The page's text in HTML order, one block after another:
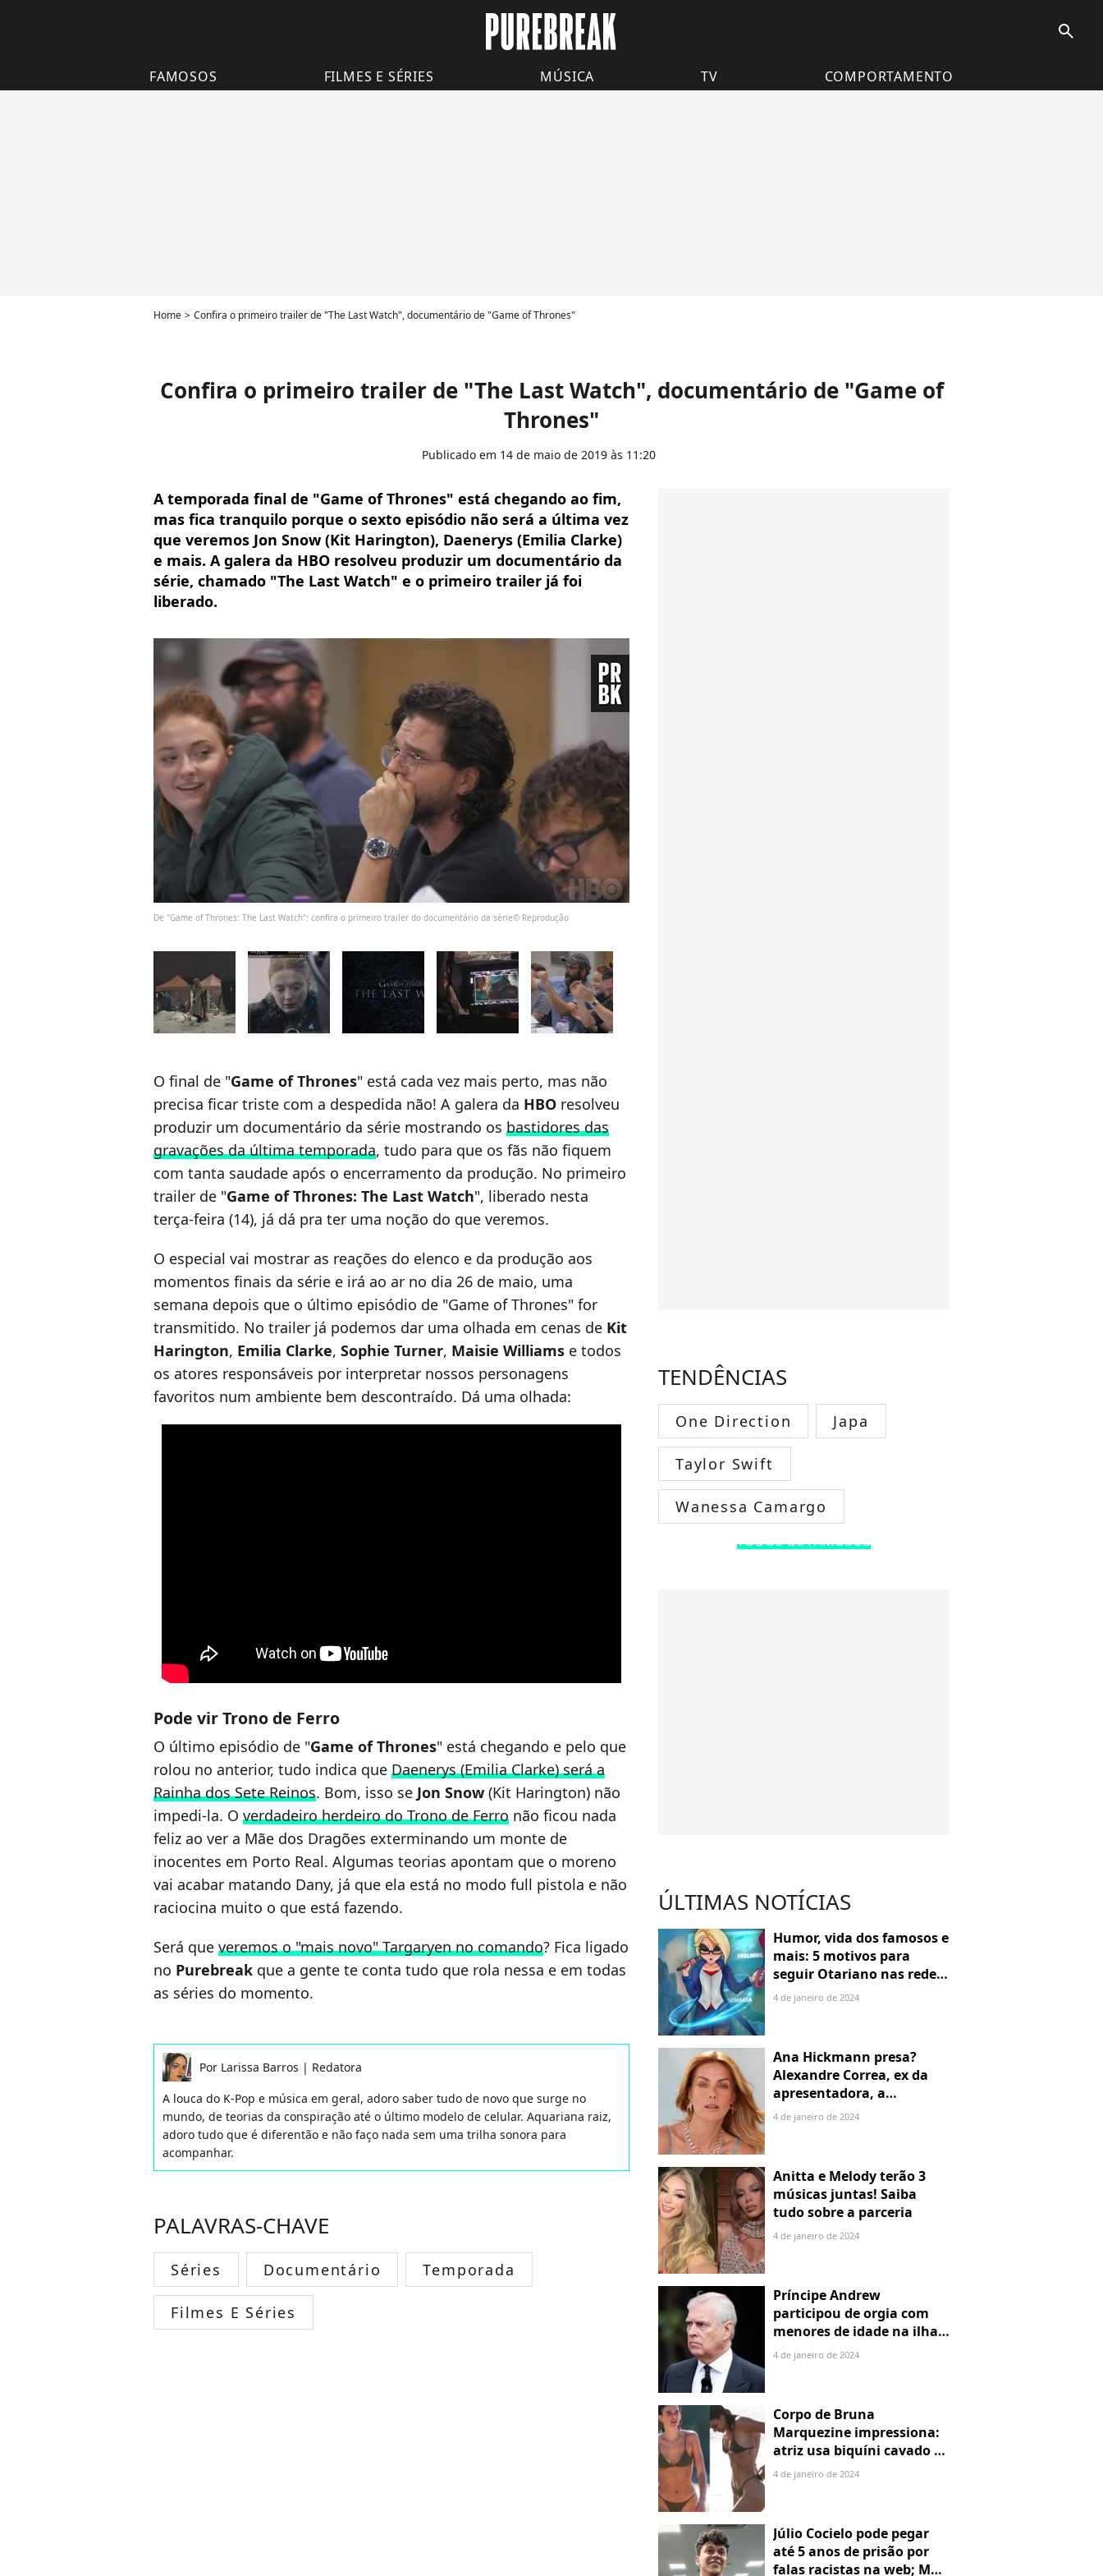
search
FAMOSOS FILMES E SÉRIES MÚSICA TV COMPORTAMENTO
Home Confira o primeiro trailer de "The Last Watch", documentário de "Game of Thrones"
Confira o primeiro trailer de "The Last Watch", documentário de "Game of
Thrones"
Publicado em 14 de maio de 2019 às 11:20
A temporada final de "Game of Thrones" está chegando ao fim,
mas fica tranquilo porque o sexto episódio não será a última vez
que veremos Jon Snow (Kit Harington), Daenerys (Emilia Clarke)
e mais. A galera da HBO resolveu produzir um documentário da
série, chamado "The Last Watch" e o primeiro trailer já foi
liberado.
De "Game of Thrones: The Last Watch": confira o primeiro trailer do documentário da série© Reprodução
O final de "Game of Thrones" está cada vez mais perto, mas não
precisa ficar triste com a despedida não! A galera da HBO resolveu
produzir um documentário da série mostrando os bastidores das
gravações da última temporada, tudo para que os fãs não fiquem
com tanta saudade após o encerramento da produção. No primeiro
trailer de "Game of Thrones: The Last Watch", liberado nesta
terça-feira (14), já dá pra ter uma noção do que veremos.
O especial vai mostrar as reações do elenco e da produção aos
momentos finais da série e irá ao ar no dia 26 de maio, uma
semana depois que o último episódio de "Game of Thrones" for
transmitido. No trailer já podemos dar uma olhada em cenas de Kit
Harington, Emilia Clarke, Sophie Turner, Maisie Williams e todos
os atores responsáveis por interpretar nossos personagens
favoritos num ambiente bem descontraído. Dá uma olhada:
Pode vir Trono de Ferro
O último episódio de "Game of Thrones" está chegando e pelo que
rolou no anterior, tudo indica que Daenerys (Emilia Clarke) será a
Rainha dos Sete Reinos. Bom, isso se Jon Snow (Kit Harington) não
impedi-la. O verdadeiro herdeiro do Trono de Ferro não ficou nada
feliz ao ver a Mãe dos Dragões exterminando um monte de
inocentes em Porto Real. Algumas teorias apontam que o moreno
vai acabar matando Dany, já que ela está no modo full pistola e não
raciocina muito o que está fazendo.
Será que veremos o "mais novo" Targaryen no comando? Fica ligado
no Purebreak que a gente te conta tudo que rola nessa e em todas
as séries do momento.
Por Larissa Barros | Redatora
A louca do K-Pop e música em geral, adoro saber tudo de novo que surge no
mundo, de teorias da conspiração até o último modelo de celular. Aquariana raiz,
adoro tudo que é diferentão e não faço nada sem uma trilha sonora para
acompanhar.
PALAVRAS-CHAVE
Séries Documentário Temporada
Filmes E Séries
TENDÊNCIAS
One Direction Japa
Taylor Swift
Wanessa Camargo
TODOS OS FAMOSOS
ÚLTIMAS NOTÍCIAS
Humor, vida dos famosos e
mais: 5 motivos para
seguir Otariano nas redes
sociais
4 de janeiro de 2024
Ana Hickmann presa?
Alexandre Correa, ex da
apresentadora, a
denuncia por alienação
4 de janeiro de 2024
Anitta e Melody terão 3
músicas juntas! Saiba
tudo sobre a parceria
4 de janeiro de 2024
Príncipe Andrew
participou de orgia com
menores de idade na ilha
de Jeffrey Epstein, chefe de
4 de janeiro de 2024
Corpo de Bruna
Marquezine impressiona:
atriz usa biquíni cavado e
body chain ao chegar em
4 de janeiro de 2024
Júlio Cocielo pode pegar
até 5 anos de prisão por
falas racistas na web; MPF